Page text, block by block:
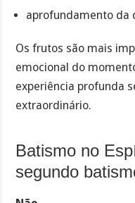
aprofundamento da
Os frutos são mais
emocional do
experiência profunda
extraordinário.
Batismo no
segundo